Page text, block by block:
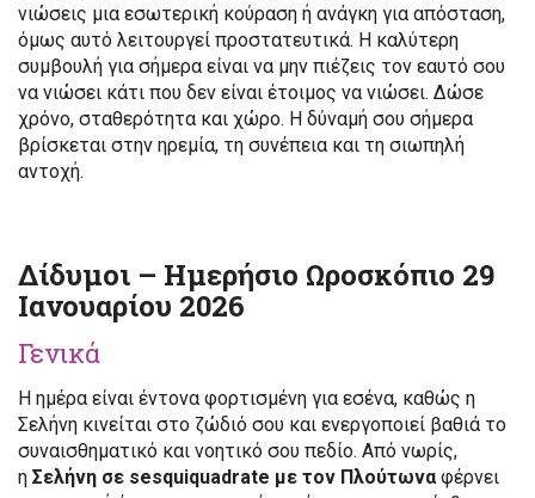
νιώσεις μια εσωτερική κούραση ή ανάγκη για απόσταση,
όμως αυτό λειτουργεί προστατευτικά. Η καλύτερη
συμβουλή για σήμερα είναι να μην πιέζεις τον εαυτό σου
να νιώσει κάτι που δεν είναι έτοιμος να νιώσει. Δώσε
χρόνο, σταθερότητα και χώρο. Η δύναμή σου σήμερα
βρίσκεται στην ηρεμία, τη συνέπεια και τη σιωπηλή
αντοχή.
Δίδυμοι – Ημερήσιο Ωροσκόπιο 29
Ιανουαρίου 2026
Γενικά
Η ημέρα είναι έντονα φορτισμένη για εσένα, καθώς η
Σελήνη κινείται στο ζώδιό σου και ενεργοποιεί βαθιά το
συναισθηματικό και νοητικό σου πεδίο. Από νωρίς,
η Σελήνη σε sesquiquadrate με τον Πλούτωναφέρνει